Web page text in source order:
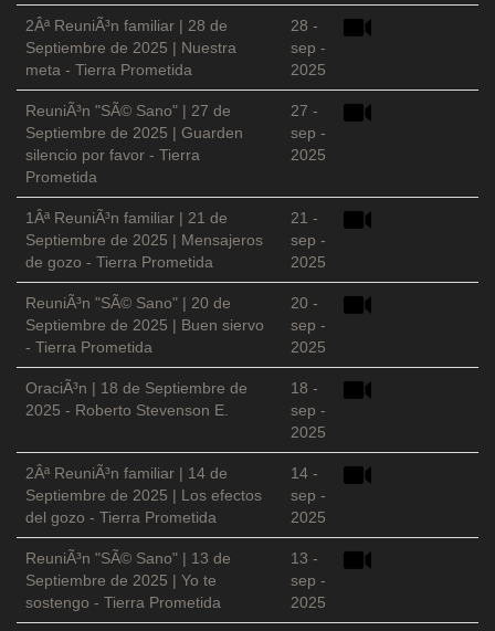
2Âª ReuniÃ³n familiar | 28 de
Septiembre de 2025 | Nuestra
meta - Tierra Prometida
28 -
sep -
2025
ReuniÃ³n "SÃ© Sano" | 27 de
Septiembre de 2025 | Guarden
silencio por favor - Tierra
Prometida
27 -
sep -
2025
1Âª ReuniÃ³n familiar | 21 de
Septiembre de 2025 | Mensajeros
de gozo - Tierra Prometida
21 -
sep -
2025
ReuniÃ³n "SÃ© Sano" | 20 de
Septiembre de 2025 | Buen siervo
- Tierra Prometida
20 -
sep -
2025
OraciÃ³n | 18 de Septiembre de
2025 - Roberto Stevenson E.
18 -
sep -
2025
2Âª ReuniÃ³n familiar | 14 de
Septiembre de 2025 | Los efectos
del gozo - Tierra Prometida
14 -
sep -
2025
ReuniÃ³n "SÃ© Sano" | 13 de
Septiembre de 2025 | Yo te
sostengo - Tierra Prometida
13 -
sep -
2025